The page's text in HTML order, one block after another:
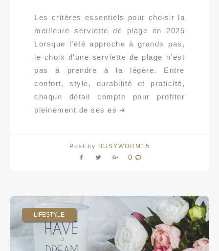
Les critères essentiels pour choisir la
meilleure serviette de plage en 2025
Lorsque l’été approche à grands pas,
le choix d’une serviette de plage n’est
pas à prendre à la légère. Entre
confort, style, durabilité et praticité,
chaque détail compte pour profiter
pleinement de ses es
Post by BUSYWORM15
0
LIFESTYLE